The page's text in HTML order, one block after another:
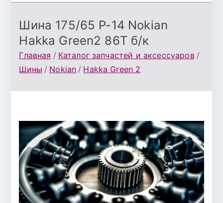
Шина 175/65 Р-14 Nokian
Hakka Green2 86T б/к
Главная
Каталог запчастей и аксессуаров
Шины
Nokian Hakka Green 2